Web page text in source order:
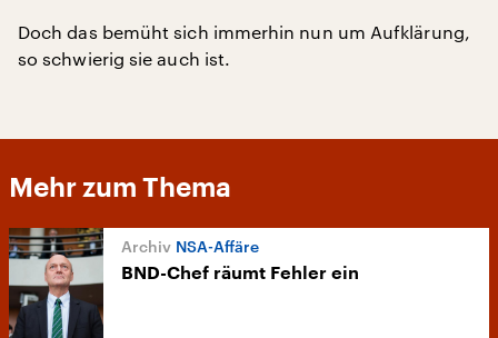
Doch das bemüht sich immerhin nun um Aufklärung,
so schwierig sie auch ist.
Mehr zum Thema
NSA-Affäre
BND-Chef räumt Fehler ein